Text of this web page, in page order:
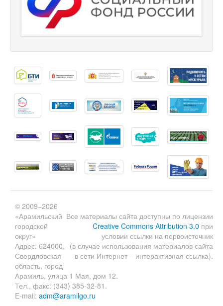
Все материалы сайта доступны по лицензии
Creative Commons Attribution 3.0 при
условии ссылки на первоисточник
(в случае использования материалов сайта
в сети Интернет – интерактивная ссылка).
© 2009–2026
«Арамильский
городской
округ»
Адрес: 624000,
Свердловская
область, город
Арамиль, улица 1 Мая, дом 12.
Тел., факс: (343) 385-32-81.
E-mail: adm@aramilgo.ru